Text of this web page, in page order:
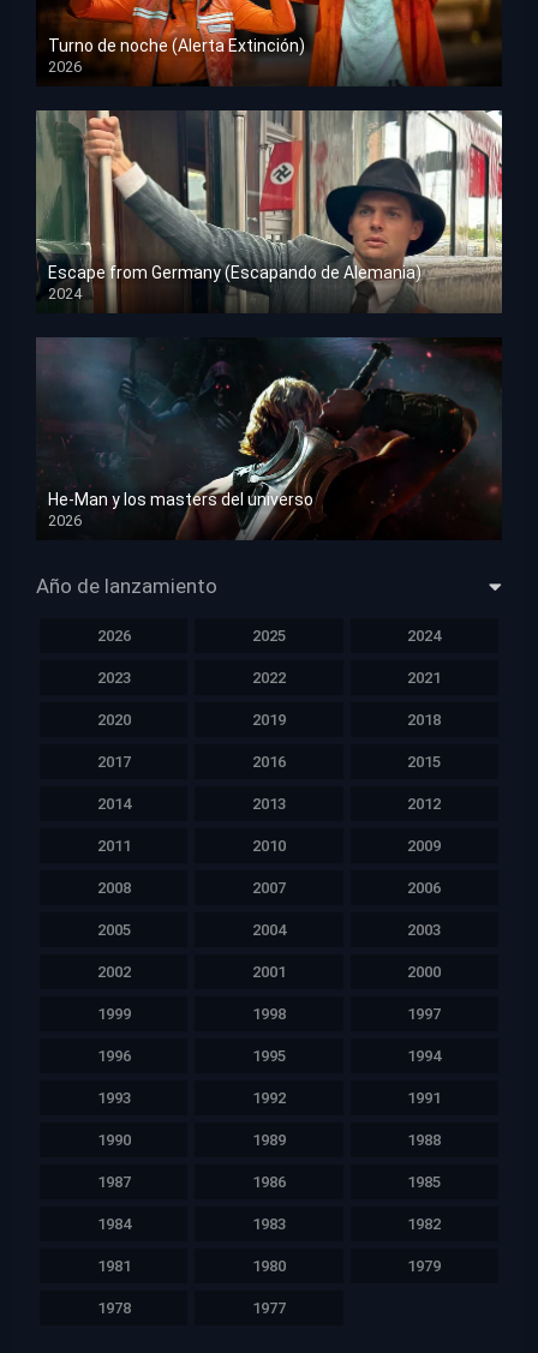
Turno de noche (Alerta Extinción)
2026
HD 1080p
Escape from Germany (Escapando de Alemania)
2024
HD 1080p
He-Man y los masters del universo
2026
HD 1080p
Año de lanzamiento
2026 2025 2024
2023 2022 2021
2020 2019 2018
2017 2016 2015
2014 2013 2012
2011 2010 2009
2008 2007 2006
2005 2004 2003
2002 2001 2000
1999 1998 1997
1996 1995 1994
1993 1992 1991
1990 1989 1988
1987 1986 1985
1984 1983 1982
1981 1980 1979
1978 1977